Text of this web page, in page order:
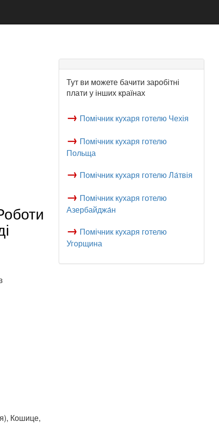
Кошице,
Тут ви можете бачити заробітні
плати у інших країнах
→ Помічник кухаря готелю Чехія
→ Помічник кухаря готелю
Польща
→ Помічник кухаря готелю Ла́твія
→ Помічник кухаря готелю
Азербайджа́н
→ Помічник кухаря готелю
Угорщина